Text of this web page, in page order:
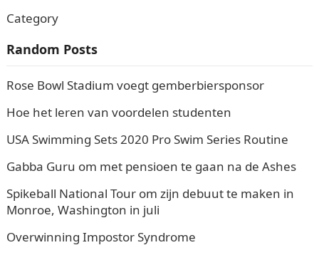
Category
Random Posts
Rose Bowl Stadium voegt gemberbiersponsor
Hoe het leren van voordelen studenten
USA Swimming Sets 2020 Pro Swim Series Routine
Gabba Guru om met pensioen te gaan na de Ashes
Spikeball National Tour om zijn debuut te maken in
Monroe, Washington in juli
Overwinning Impostor Syndrome